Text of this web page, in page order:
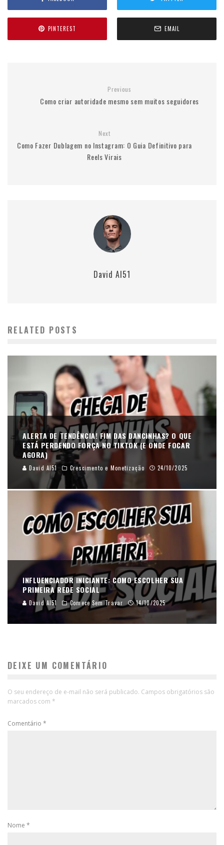
PINTEREST EMAIL
Previous
Como criar autoridade mesmo sem muitos seguidores
Next
Como Fazer Dublagem no Instagram: O Guia Definitivo para
Reels Virais
David AI51
RELATED POSTS
ALERTA DE TENDÊNCIA! FIM DAS DANCINHAS? O QUE
ESTÁ PERDENDO FORÇA NO TIKTOK (E ONDE FOCAR
AGORA)
David AI51 Crescimento e Monetização 24/10/2025
INFLUENCIADOR INICIANTE: COMO ESCOLHER SUA
PRIMEIRA REDE SOCIAL
David AI51 Comece Sem Travar 14/10/2025
DEIXE UM COMENTÁRIO
O seu endereço de e-mail não será publicado. Campos obrigatórios são
marcados com *
Comentário *
Nome *